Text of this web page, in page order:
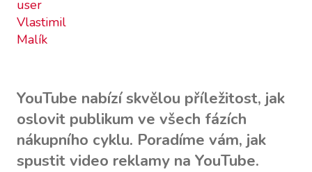
YouTube nabízí skvělou příležitost, jak
oslovit publikum ve všech fázích
nákupního cyklu. Poradíme vám, jak
spustit video reklamy na YouTube.